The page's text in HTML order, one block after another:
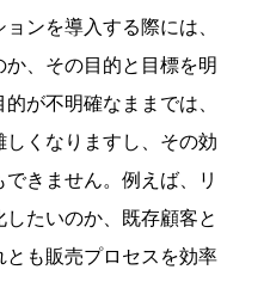
ンを導入する際には、
、その目的と目標を明
が不明確なままでは、
くなりますし、その効
きません。例えば、リ
たいのか、既存顧客と
も販売プロセスを効率